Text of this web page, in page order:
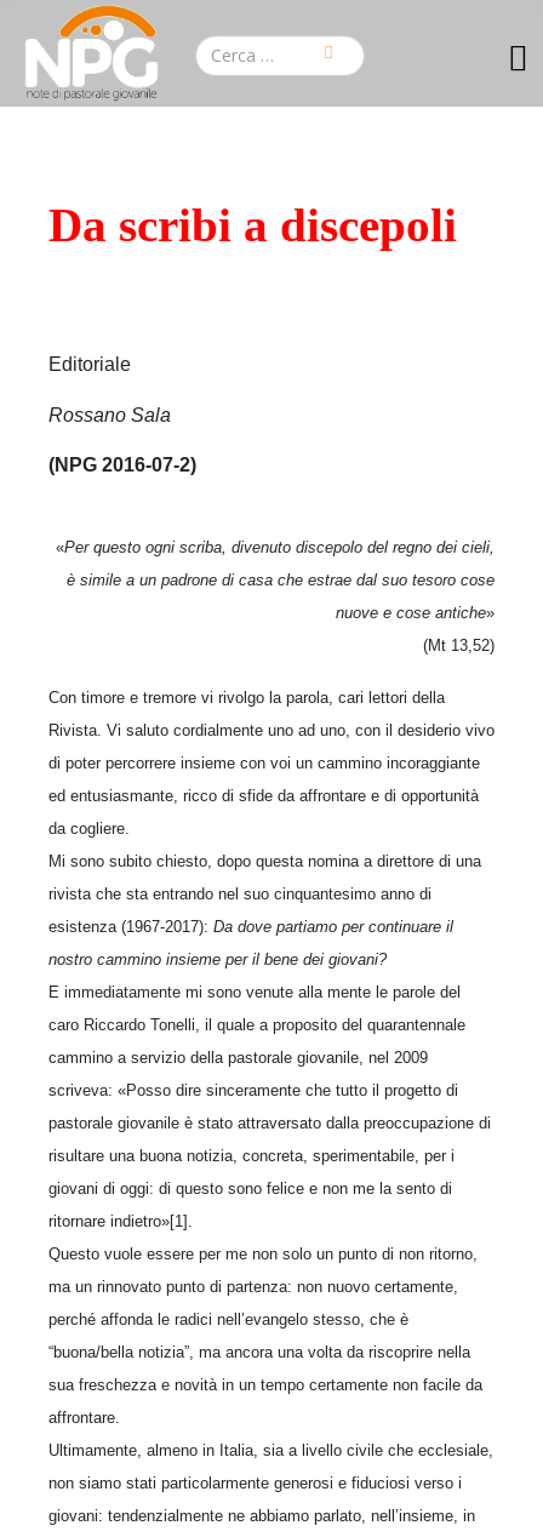
Da scribi a discepoli
Editoriale
Rossano Sala
(NPG 2016-07-2)
«Per questo ogni scriba, divenuto discepolo del regno dei cieli,
è simile a un padrone di casa che estrae dal suo tesoro cose
nuove e cose antiche»
(Mt 13,52)
Con timore e tremore vi rivolgo la parola, cari lettori della
Rivista. Vi saluto cordialmente uno ad uno, con il desiderio vivo
di poter percorrere insieme con voi un cammino incoraggiante
ed entusiasmante, ricco di sfide da affrontare e di opportunità
da cogliere.
Mi sono subito chiesto, dopo questa nomina a direttore di una
rivista che sta entrando nel suo cinquantesimo anno di
esistenza (1967-2017): Da dove partiamo per continuare il
nostro cammino insieme per il bene dei giovani?
E immediatamente mi sono venute alla mente le parole del
caro Riccardo Tonelli, il quale a proposito del quarantennale
cammino a servizio della pastorale giovanile, nel 2009
scriveva: «Posso dire sinceramente che tutto il progetto di
pastorale giovanile è stato attraversato dalla preoccupazione di
risultare una buona notizia, concreta, sperimentabile, per i
giovani di oggi: di questo sono felice e non me la sento di
ritornare indietro»[1].
Questo vuole essere per me non solo un punto di non ritorno,
ma un rinnovato punto di partenza: non nuovo certamente,
perché affonda le radici nell’evangelo stesso, che è
“buona/bella notizia”, ma ancora una volta da riscoprire nella
sua freschezza e novità in un tempo certamente non facile da
affrontare.
Ultimamente, almeno in Italia, sia a livello civile che ecclesiale,
non siamo stati particolarmente generosi e fiduciosi verso i
giovani: tendenzialmente ne abbiamo parlato, nell’insieme, in